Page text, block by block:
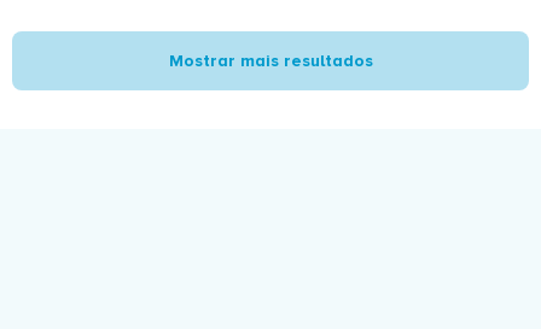
Mostrar mais resultados